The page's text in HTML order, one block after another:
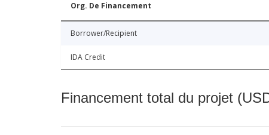
Org. De Financement
Borrower/Recipient
IDA Credit
Financement total du projet